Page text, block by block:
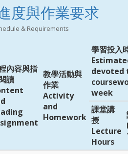
度與作業要求
& Requirements
內容與指
讀
教學活動與
作業
Activity
and
Homework
學習投入
devoted
week
課堂講
授
Lecture
Hours